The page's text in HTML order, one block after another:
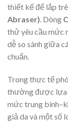
thiết kế để lắp
Abraser). Dòng
thử yêu cầu mức
dễ so sánh giữa
chuẩn.
Trong thực tế
thường được lựa
mức trung
giả da và một số